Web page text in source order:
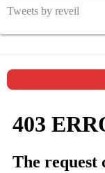
Tweets by reveil